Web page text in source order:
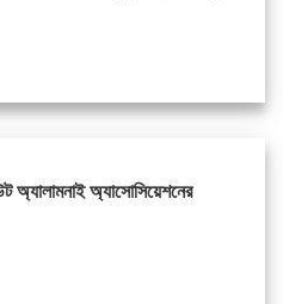
অ্যালামনাই অ্যাসোসিয়েশনের